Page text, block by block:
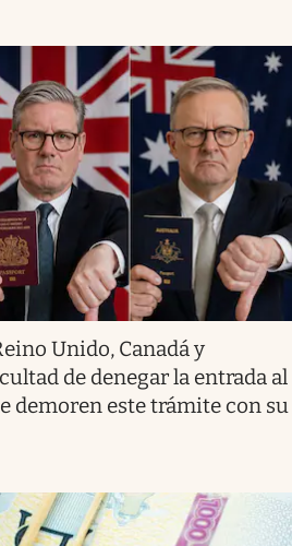
Unido, Canadá y
de denegar la entrada al
demoren este trámite con su